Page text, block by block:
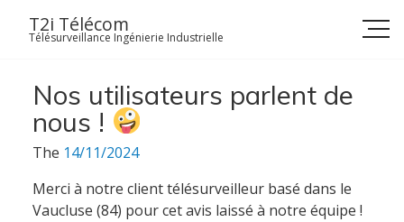
T2i Télécom
Télésurveillance Ingénierie Industrielle
Nos utilisateurs parlent de
nous !
The 14/11/2024
Merci à notre client télésurveilleur basé dans le
Vaucluse (84) pour cet avis laissé à notre équipe !